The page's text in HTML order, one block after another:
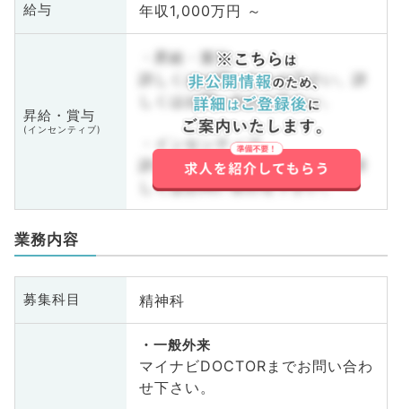
給与 年収1,000万円 ～
昇給・賞与
(インセンティブ)
・昇給・賞与
詳しくはお問い合わせ下さい。詳
しくはお問い合わせ下さい。
・インセンティブ
詳しくはお問い合わせ下さい。詳
しくはお問い合わせ下さい。
業務内容
募集科目 精神科
一般外来
マイナビDOCTORまでお問い合わ
せ下さい。